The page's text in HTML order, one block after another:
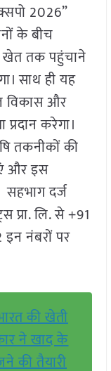
2026”
के बीच
खेत तक पहुंचाने
साथ ही यह
विकास और
करेगा।
तकनीकों की
और इस
दर्ज
प्रा. लि. से +91
नंबरों पर
की खेती
ने खाद के
की तैयारी